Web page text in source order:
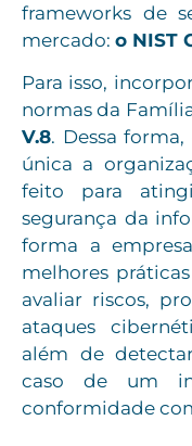
frameworks de
mercado: o NIST
Para isso,
normas da
V.8. Dessa
única a
feito para
segurança da
forma a
melhores
avaliar riscos,
ataques
além de
caso de um
conformidade